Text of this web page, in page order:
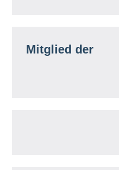
Mitglied der